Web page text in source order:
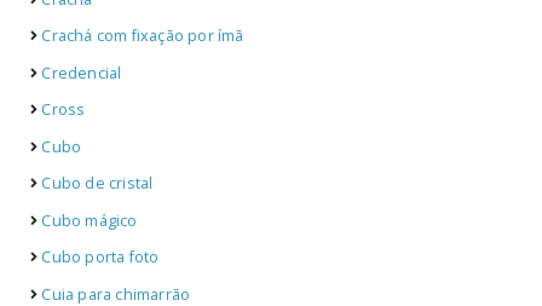
Crachá com fixação por ímã
Credencial
Cross
Cubo
Cubo de cristal
Cubo mágico
Cubo porta foto
Cuia para chimarrão